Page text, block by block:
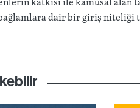
dair bir giriş niteliği